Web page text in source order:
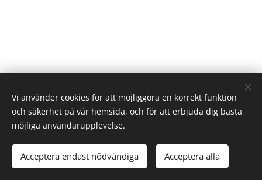
Rävlanda Samhällsförening
Alla rättigheter reserverade 2022
Webnode Cookies
Vi använder cookies för att möjliggöra en korrekt funktion
och säkerhet på vår hemsida, och för att erbjuda dig bästa
möjliga användarupplevelse.
Acceptera endast nödvändiga Acceptera alla